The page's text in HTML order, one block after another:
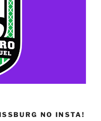
NO INSTA!